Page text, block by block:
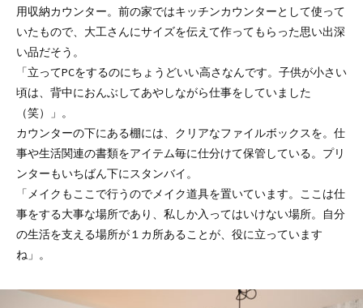
用収納カウンター。前の家ではキッチンカウンターとして使って
いたもので、大工さんにサイズを伝えて作ってもらった思い出深
い品だそう。
「立ってPCをするのにちょうどいい高さなんです。子供が小さい
頃は、背中におんぶしてあやしながら仕事をしていました
（笑）」。
カウンターの下にある棚には、クリアなファイルボックスを。仕
事や生活関連の書類をアイテム毎に仕分けて保管している。プリ
ンターもいちばん下にスタンバイ。
「メイクもここで行うのでメイク道具を置いています。ここは仕
事をする大事な場所であり、私しか入ってはいけない場所。自分
の生活を支える場所が１カ所あることが、役に立っています
ね」。